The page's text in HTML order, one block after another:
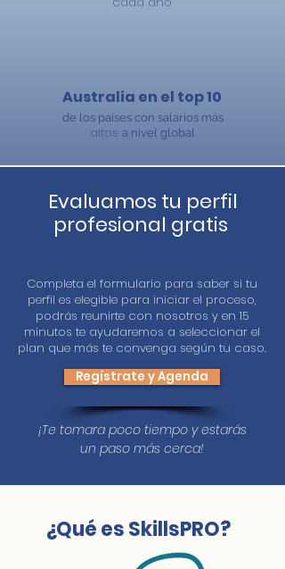
Australia en el top 10
de los países con salarios más
altos a nivel global
Evaluamos tu perfil
profesional gratis
Completa el formulario para saber si tu
perfil es elegible para iniciar el proceso,
podrás reunirte con nosotros y en 15
minutos te ayudaremos a seleccionar el
plan que más te convenga según tu caso.
Regístrate y Agenda
¡Te tomara poco tiempo y estarás
un paso más cerca!
¿Qué es SkillsPRO?